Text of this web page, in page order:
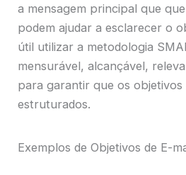
a mensagem principal que
podem ajudar a esclarecer o
útil utilizar a metodologia
mensurável, alcançável,
para garantir que os objetivos
estruturados.
Exemplos de Objetivos de E-